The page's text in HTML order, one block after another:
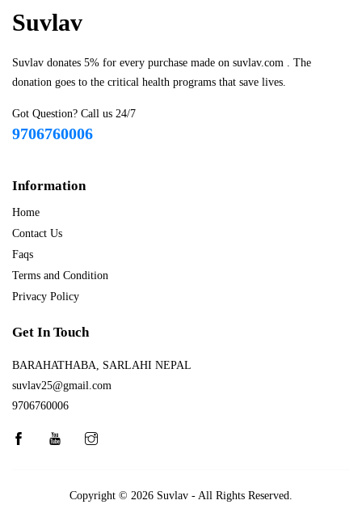
Suvlav
Suvlav donates 5% for every purchase made on suvlav.com . The
donation goes to the critical health programs that save lives.
Got Question? Call us 24/7
9706760006
Information
Home
Contact Us
Faqs
Terms and Condition
Privacy Policy
Get In Touch
BARAHATHABA, SARLAHI NEPAL
suvlav25@gmail.com
9706760006
Copyright © 2026 Suvlav - All Rights Reserved.